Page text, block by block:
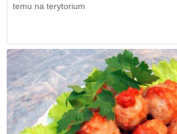
temu na terytorium